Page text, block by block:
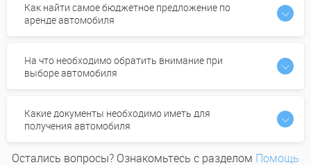
Как найти самое бюджетное предложение по
аренде автомобиля
На что необходимо обратить внимание при
выборе автомобиля
Какие документы необходимо иметь для
получения автомобиля
Остались вопросы? Ознакомьтесь с разделом Помощь